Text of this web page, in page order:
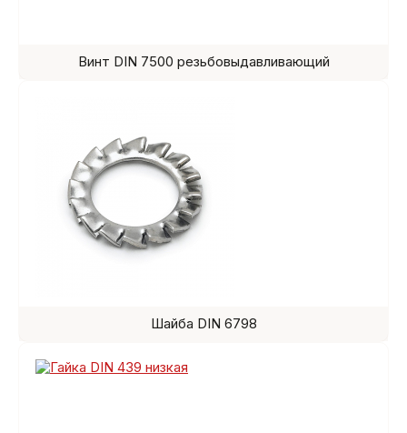
Винт DIN 7500 резьбовыдавливающий
Шайба DIN 6798